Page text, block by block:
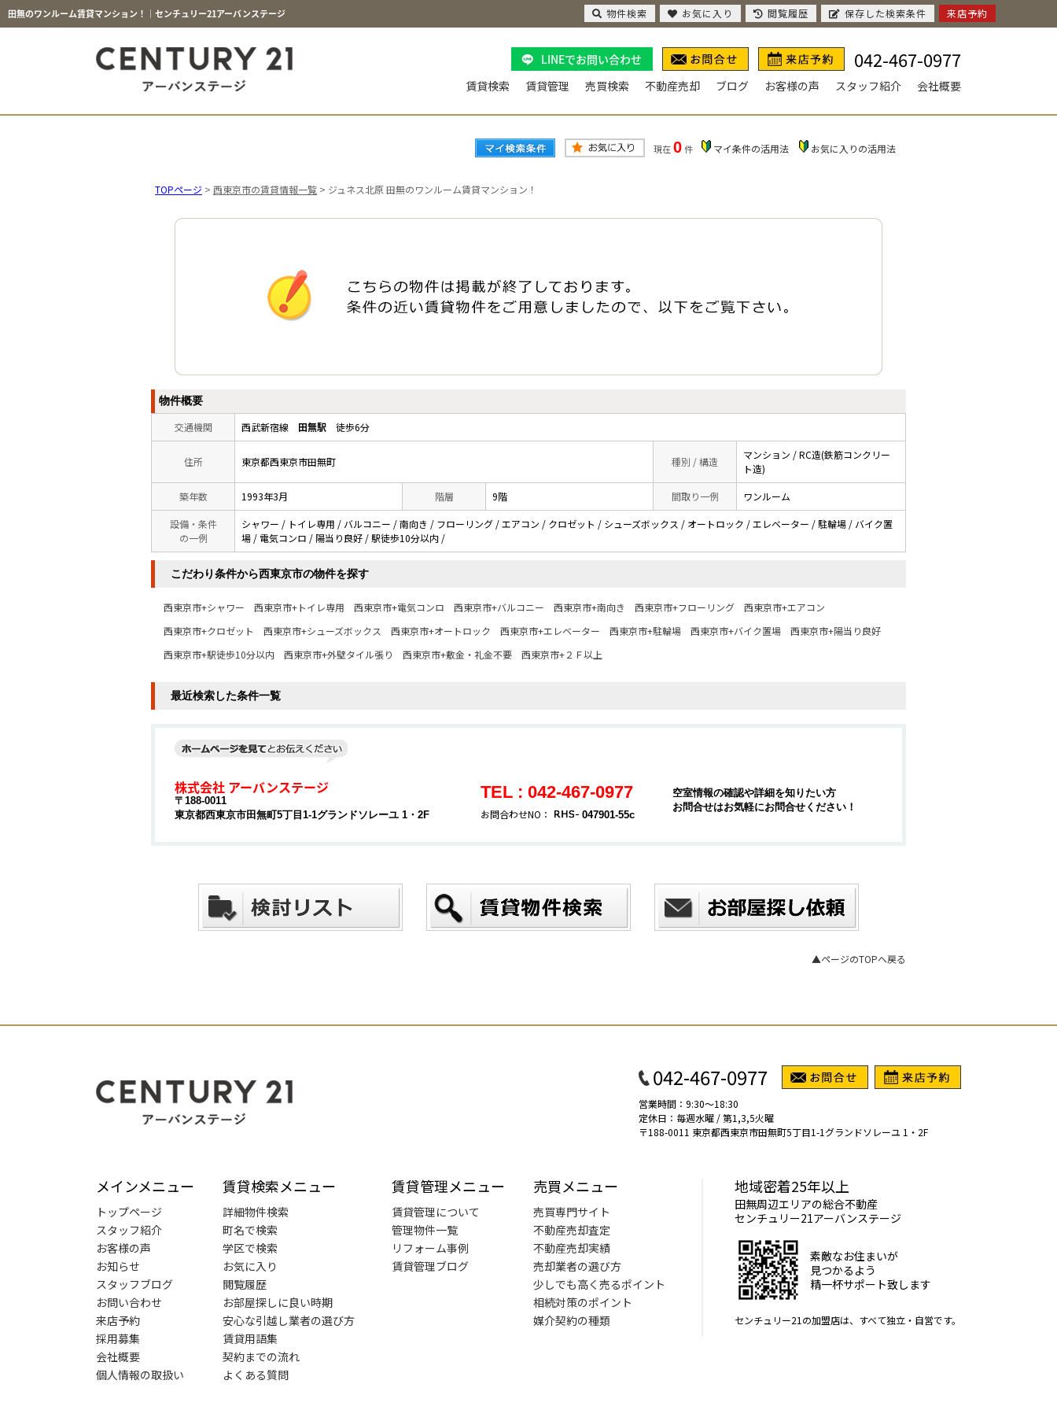
田無のワンルーム賃貸マンション！｜センチュリー21アーバンステージ
LINEでお問い合わせ 042-467-0977
賃貸検索 賃貸管理 売買検索 不動産売却 ブログ お客様の声 スタッフ紹介 会社概要
現在 0 件 マイ条件の活用法 お気に入りの活用法
TOPページ > 西東京市の賃貸情報一覧 > ジュネス北原 田無のワンルーム賃貸マンション！
物件概要
交通機関 西武新宿線 田無駅 徒歩6分
住所 東京都西東京市田無町 種別 / 構造
マンション / RC造(鉄筋コンクリー
ト造)
築年数 1993年3月 階層 9階 間取り一例 ワンルーム
設備・条件
の一例
シャワー / トイレ専用 / バルコニー / 南向き / フローリング / エアコン / クロゼット / シューズボックス / オートロック / エレベーター / 駐輪場 / バイク置
場 / 電気コンロ / 陽当り良好 / 駅徒歩10分以内 /
こだわり条件から西東京市の物件を探す
西東京市+シャワー 西東京市+トイレ専用 西東京市+電気コンロ 西東京市+バルコニー 西東京市+南向き 西東京市+フローリング
西東京市+エアコン
西東京市+クロゼット
西東京市+シューズボックス 西東京市+オートロック 西東京市+エレベーター 西東京市+駐輪場 西東京市+バイク置場
西東京市+陽当り良好
西東京市+駅徒歩10分以内
西東京市+外壁タイル張り 西東京市+敷金・礼金不要 西東京市+２Ｆ以上
最近検索した条件一覧
株式会社 アーバンステージ
〒188-0011
東京都西東京市田無町5丁目1-1グランドソレーユ 1・2F
TEL : 042-467-0977
お問合わせNO： 047901-55c
空室情報の確認や詳細を知りたい方
お問合せはお気軽にお問合せください！
▲ページのTOPへ戻る
042-467-0977
営業時間：9:30～18:30
定休日：毎週水曜 / 第1,3,5火曜
〒188-0011 東京都西東京市田無町5丁目1-1グランドソレーユ 1・2F
メインメニュー
トップページ
スタッフ紹介
お客様の声
お知らせ
スタッフブログ
お問い合わせ
来店予約
採用募集
会社概要
個人情報の取扱い
賃貸検索メニュー
詳細物件検索
町名で検索
学区で検索
お気に入り
閲覧履歴
お部屋探しに良い時期
安心な引越し業者の選び方
賃貸用語集
契約までの流れ
よくある質問
賃貸管理メニュー
賃貸管理について
管理物件一覧
リフォーム事例
賃貸管理ブログ
売買メニュー
売買専門サイト
不動産売却査定
不動産売却実績
売却業者の選び方
少しでも高く売るポイント
相続対策のポイント
媒介契約の種類
地域密着25年以上
田無周辺エリアの総合不動産
センチュリー21アーバンステージ
素敵なお住まいが
見つかるよう
精一杯サポート致します
センチュリー21の加盟店は、すべて独立・自営です。
物件検索 お気に入り 閲覧履歴 保存した検索条件 来店予約